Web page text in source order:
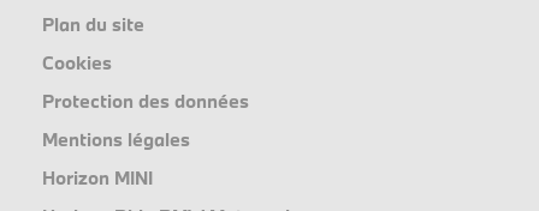
Plan du site
Cookies
Protection des données
Mentions légales
Horizon MINI